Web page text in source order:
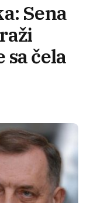
Sena
čela